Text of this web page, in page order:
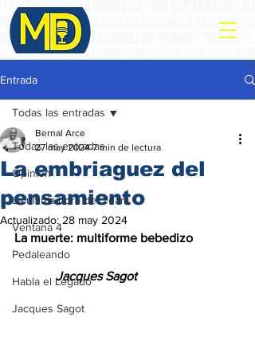
Entrada
Todas las entradas
Opinión
La ultima hora del Team
Ventana 4
Pedaleando
Habla el Legado
Jacques Sagot
Todas las entradas
La embriaguez del
pensamiento
Bernal Arce
27 may 2024 7 min de lectura
Actualizado: 28 may 2024
La muerte: multiforme bebedizo
             Jacques Sagot